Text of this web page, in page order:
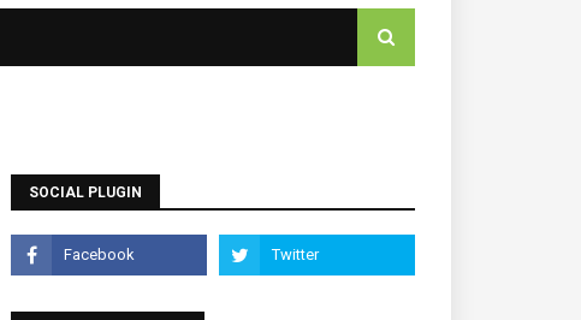
SOCIAL PLUGIN